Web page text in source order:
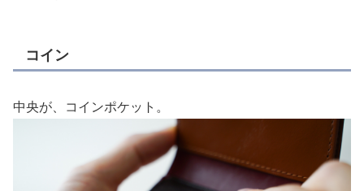
コイン
中央が、コインポケット。